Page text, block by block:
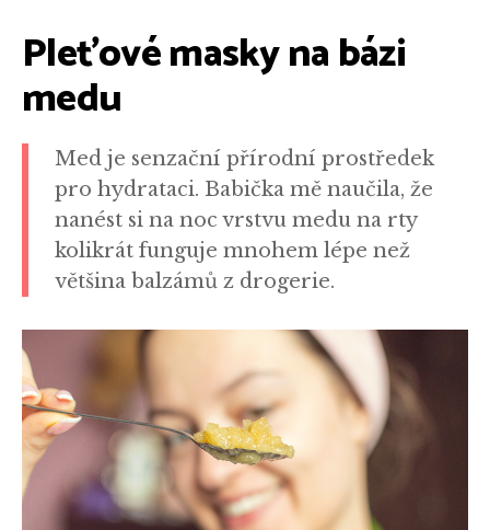
Pleťové masky na bázi
medu
Med je senzační přírodní prostředek
pro hydrataci. Babička mě naučila, že
nanést si na noc vrstvu medu na rty
kolikrát funguje mnohem lépe než
většina balzámů z drogerie.